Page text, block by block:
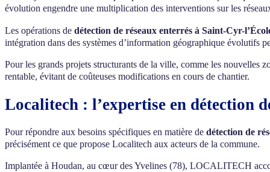
évolution engendre une multiplication des interventions sur les
Les opérations de détection de réseaux enterrés à Saint-Cyr-
intégration dans des systèmes d’information géographique évolutifs
Pour les grands projets structurants de la ville, comme les nouvelles
rentable, évitant de coûteuses modifications en cours de chantier.
Localitech : l’expertise en détection
Pour répondre aux besoins spécifiques en matière de détection de
précisément ce que propose Localitech aux acteurs de la commune.
Implantée à Houdan, au cœur des Yvelines (78), LOCALITECH